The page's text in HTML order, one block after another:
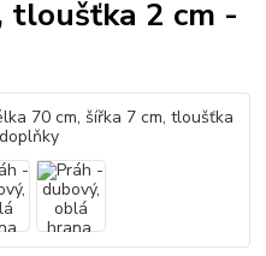
tloušťka 2 cm -